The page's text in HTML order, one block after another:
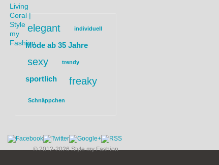
elegant individuell
Mode ab 35 Jahre
sexy trendy
sportlich freaky
Schnäppchen
© 2012-2026 Style my Fashion